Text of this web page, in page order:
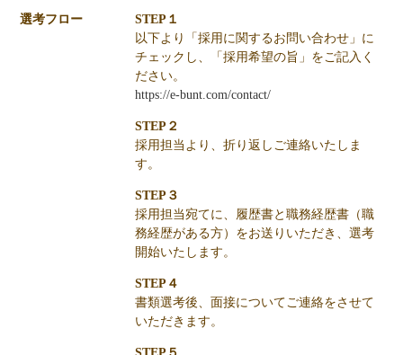
選考フロー
STEP１
以下より「採用に関するお問い合わせ」に
チェックし、「採用希望の旨」をご記入く
ださい。
https://e-bunt.com/contact/
STEP２
採用担当より、折り返しご連絡いたしま
す。
STEP３
採用担当宛てに、履歴書と職務経歴書（職
務経歴がある方）をお送りいただき、選考
開始いたします。
STEP４
書類選考後、面接についてご連絡をさせて
いただきます。